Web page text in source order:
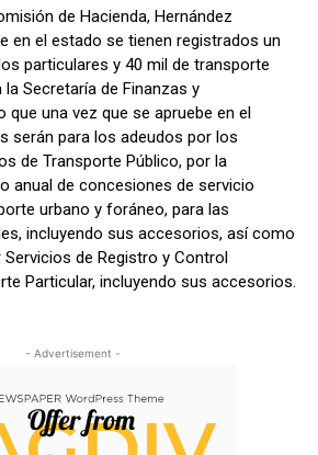
de Hacienda, Hernández
en el estado se tienen registrados un
particulares y 40 mil de transporte
Secretaría de Finanzas y
que una vez que se apruebe en el
serán para los adeudos por los
de Transporte Público, por la
anual de concesiones de servicio
urbano y foráneo, para las
incluyendo sus accesorios, así como
de Registro y Control
Particular, incluyendo sus accesorios.
- Advertisement -